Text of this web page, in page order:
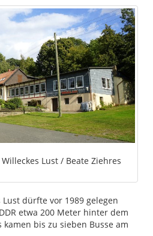
Lust / Beate Ziehres
dürfte vor 1989 gelegen
etwa 200 Meter hinter dem
bis zu sieben Busse am